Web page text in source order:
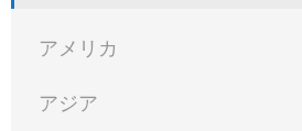
アメリカ
アジア